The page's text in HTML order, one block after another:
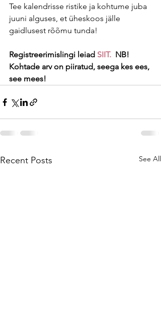
Tee kalendrisse ristike ja kohtume juba
juuni alguses, et üheskoos jälle
gaidlusest rõõmu tunda!
Registreerimislingi leiad SIIT. NB!
Kohtade arv on piiratud, seega kes ees,
see mees!
Recent Posts See All